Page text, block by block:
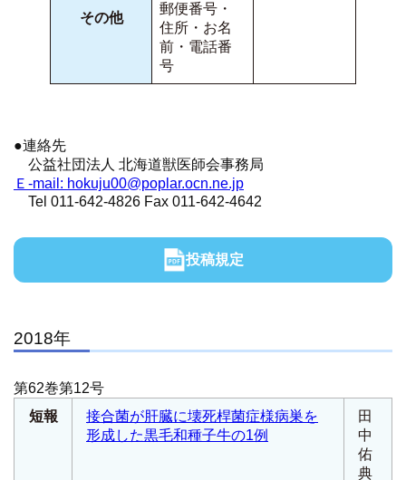
その他
郵便番号・
住所・お名
前・電話番
号
●連絡先
公益社団法人 北海道獣医師会事務局
Ｅ-mail: hokuju00@poplar.ocn.ne.jp
Tel 011-642-4826 Fax 011-642-4642
投稿規定
2018年
第62巻第12号
短報
接合菌が肝臓に壊死桿菌症様病巣を
形成した黒毛和種子牛の1例
田
中
佑
典